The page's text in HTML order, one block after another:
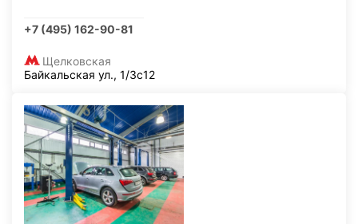
+7 (495) 162-90-81
Щелковская
Байкальская ул., 1/3с12